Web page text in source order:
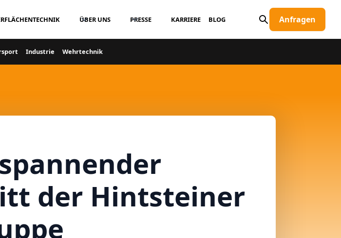
ÜBER UNS PRESSE KARRIERE BLOG Anfragen
Industrie Wehrtechnik
der Hintsteiner